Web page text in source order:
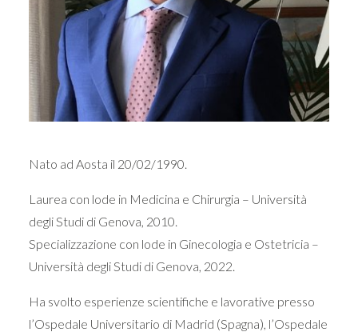
Nato ad Aosta il 20/02/1990.
Laurea con lode in Medicina e Chirurgia – Università
degli Studi di Genova, 2010.
Specializzazione con lode in Ginecologia e Ostetricia –
Università degli Studi di Genova, 2022.
Ha svolto esperienze scientifiche e lavorative presso
l’Ospedale Universitario di Madrid (Spagna), l’Ospedale